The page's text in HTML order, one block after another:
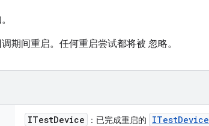
期间重启。任何重启尝试都将被 忽略。
ITestDevice ：已完成重启的 ITestDevice